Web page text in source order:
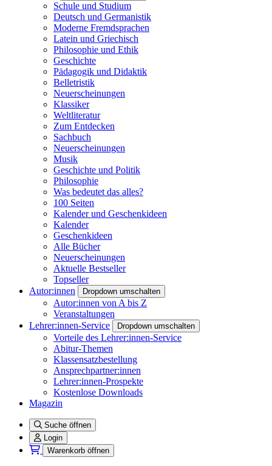
Schule und Studium
Deutsch und Germanistik
Moderne Fremdsprachen
Latein und Griechisch
Philosophie und Ethik
Geschichte
Pädagogik und Didaktik
Belletristik
Neuerscheinungen
Klassiker
Weltliteratur
Zum Entdecken
Sachbuch
Neuerscheinungen
Musik
Geschichte und Politik
Philosophie
Was bedeutet das alles?
100 Seiten
Kalender und Geschenkideen
Kalender
Geschenkideen
Alle Bücher
Neuerscheinungen
Aktuelle Bestseller
Topseller
Autor:innen
Dropdown umschalten
Autor:innen von A bis Z
Veranstaltungen
Lehrer:innen-Service
Dropdown umschalten
Vorteile des Lehrer:innen-Service
Abitur-Themen
Klassensatzbestellung
Ansprechpartner:innen
Lehrer:innen-Prospekte
Kostenlose Downloads
Magazin
Suche öffnen
Login
Warenkorb öffnen